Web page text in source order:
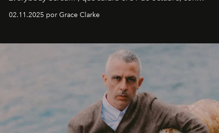
fechas en Norteamérica a partir de abril del próximo
02.11.2025 por Grace Clarke